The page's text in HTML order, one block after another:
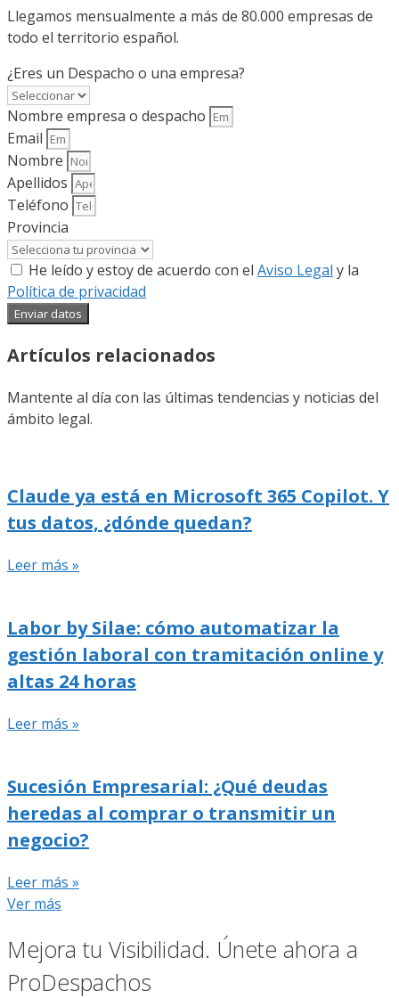
Llegamos mensualmente a más de 80.000 empresas de
todo el territorio español.
¿Eres un Despacho o una empresa?
Nombre empresa o despacho
Email
Nombre
Apellidos
Teléfono
Provincia
He leído y estoy de acuerdo con el Aviso Legal y la
Política de privacidad
Enviar datos
Artículos relacionados
Mantente al día con las últimas tendencias y noticias del
ámbito legal.
Claude ya está en Microsoft 365 Copilot. Y
tus datos, ¿dónde quedan?
Leer más »
Labor by Silae: cómo automatizar la
gestión laboral con tramitación online y
altas 24 horas
Leer más »
Sucesión Empresarial: ¿Qué deudas
heredas al comprar o transmitir un
negocio?
Leer más »
Ver más
Mejora tu Visibilidad. Únete ahora a
ProDespachos